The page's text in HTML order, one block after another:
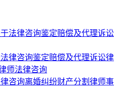
律咨询鉴定赔偿及代理诉讼律
师法律咨询